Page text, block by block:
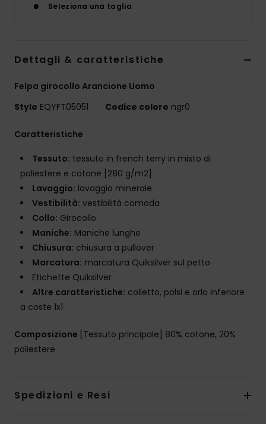
Seleziona una taglia
Dettagli & caratteristiche
Felpa girocollo Arancione Uomo
Style EQYFT05051 Codice colore ngr0
Caratteristiche
Tessuto: tessuto in french terry in misto di
poliestere e cotone [280 g/m2]
Lavaggio: lavaggio minerale
Vestibilità: vestibilità comoda
Collo: Girocollo
Maniche: Maniche lunghe
Chiusura: chiusura a pullover
Marcatura: marcatura Quiksilver sul petto
Etichette Quiksilver
Altre caratteristiche: colletto, polsi e orlo inferiore
a coste 1x1
Composizione [Tessuto principale] 80% cotone, 20%
poliestere
Spedizioni e Resi